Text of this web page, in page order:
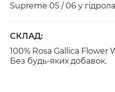
Supreme 05 / 06 у
СКЛАД:
100% Rosa Gallica Flower
Без будь-яких добавок.